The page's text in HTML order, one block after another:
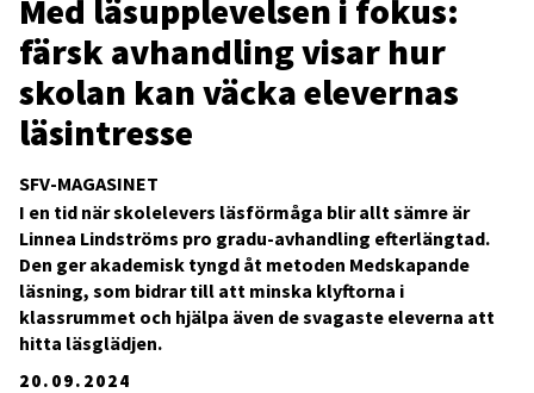
SFV-MAGASINET
Med läsupplevelsen i fokus:
färsk avhandling visar hur
skolan kan väcka elevernas
läsintresse
20.09.2024
I en tid när skolelevers läsförmåga blir allt sämre är
Linnea Lindströms pro gradu-avhandling efterlängtad.
Den ger akademisk tyngd åt metoden Medskapande
läsning, som bidrar till att minska klyftorna i
klassrummet och hjälpa även de svagaste eleverna att
hitta läsglädjen.